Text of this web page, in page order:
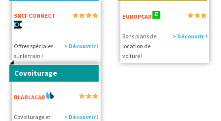
SNCF CONNECT
Offres spéciales
sur le train !
> Découvrir !
EUROPCAR
Bons plans de
location de
voiture !
> Découvrir !
Covoiturage
BLABLACAR
Covoiturage et
> Découvrir !